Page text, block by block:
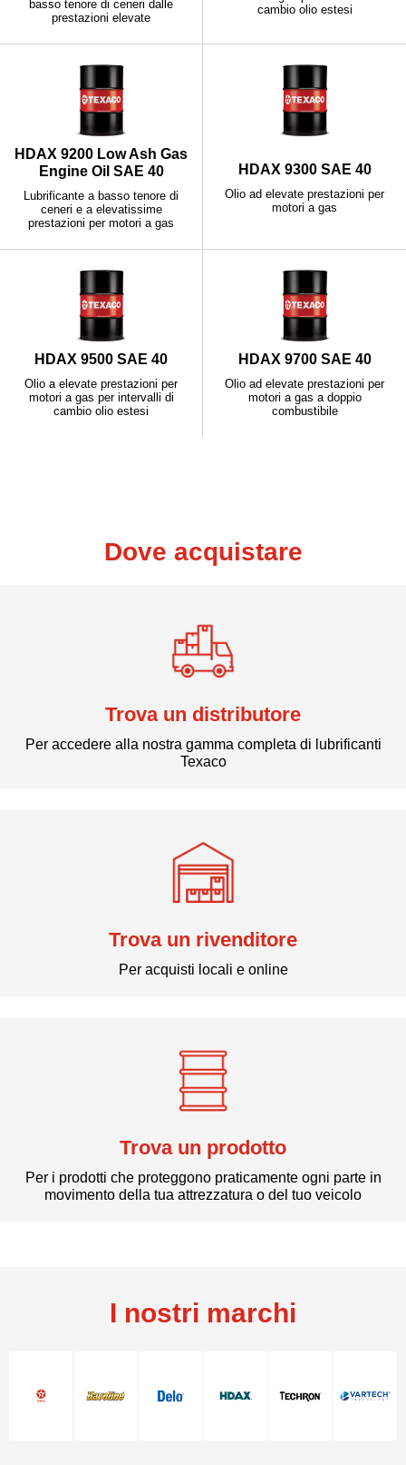
basso tenore di ceneri dalle
prestazioni elevate
cambio olio estesi
HDAX 9200 Low Ash Gas
Engine Oil SAE 40
Lubrificante a basso tenore di
ceneri e a elevatissime
prestazioni per motori a gas
HDAX 9300 SAE 40
Olio ad elevate prestazioni per
motori a gas
HDAX 9500 SAE 40
Olio a elevate prestazioni per
motori a gas per intervalli di
cambio olio estesi
HDAX 9700 SAE 40
Olio ad elevate prestazioni per
motori a gas a doppio
combustibile
Dove acquistare
Trova un distributore
Per accedere alla nostra gamma completa di lubrificanti
Texaco
Trova un rivenditore
Per acquisti locali e online
Trova un prodotto
Per i prodotti che proteggono praticamente ogni parte in
movimento della tua attrezzatura o del tuo veicolo
I nostri marchi